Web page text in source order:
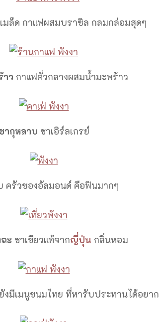
มล็ด กาแฟผสมบราซิล กลมกล่อมสุดๆ
าว กาแฟคั่วกลางผสมน้ำมะพร้าว
ากุหลาบ ชาเอิร์ลเกรย์
ครัวซองอัลมอนด์ คือฟินมากๆ
ะ ชาเขียวแท้จากญี่ปุ่น กลิ่นหอม
งมีเมนูขนมไทย ที่หารับประทานได้อยาก